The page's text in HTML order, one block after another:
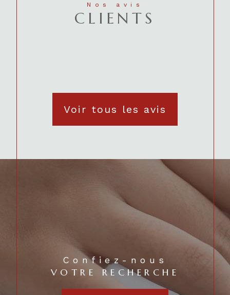
Nos avis
CLIENTS
Voir tous les avis
Confiez-nous
VOTRE RECHERCHE